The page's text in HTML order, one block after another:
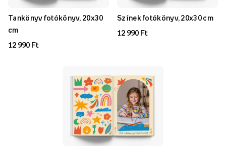
Tankönyv fotókönyv, 20x30
cm
12 990 Ft
Színek fotókönyv, 20x30 cm
12 990 Ft